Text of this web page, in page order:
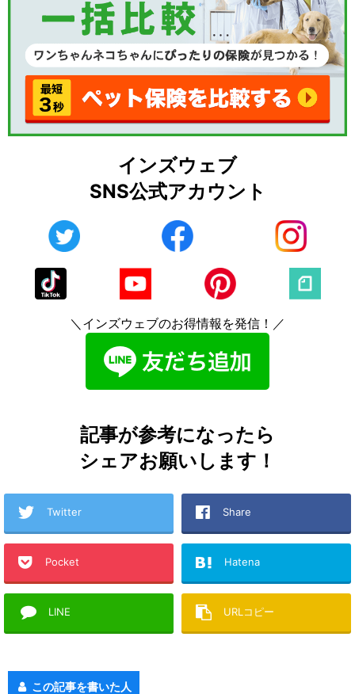
インズウェブ
SNS公式アカウント
＼インズウェブのお得情報を発信！／
記事が参考になったら
シェアお願いします！
Twitter Share
Pocket Hatena
LINE URLコピー
この記事を書いた人